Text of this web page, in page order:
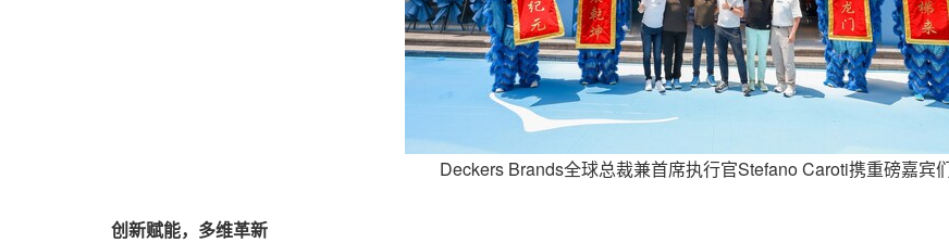
Deckers Brands全球总裁兼首席执行官Stefano Caroti携重磅嘉宾
创新赋能，多维革新